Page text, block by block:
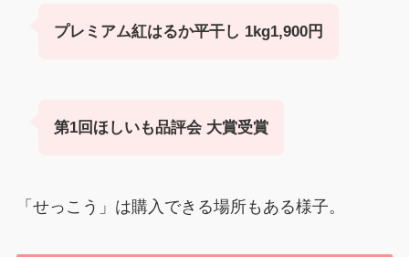
プレミアム紅はるか平干し 1kg1,900円
第1回ほしいも品評会 大賞受賞
「せっこう」は購入できる場所もある様子。